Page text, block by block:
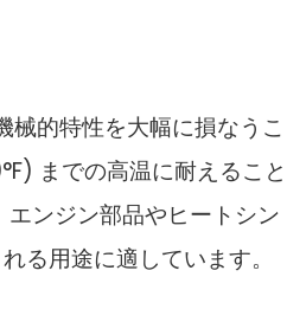
械的特性を大幅に損なうこ
までの高温に耐えること
ンジン部品やヒートシン
る用途に適しています。